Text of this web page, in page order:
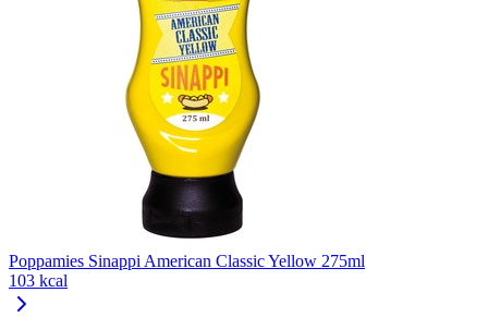
Poppamies Sinappi American Classic Yellow 275ml
103 kcal